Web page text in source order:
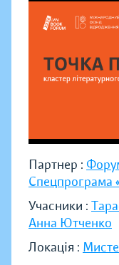
Партнер :
Спецпрограма
Учасники :
Анна Ютченко
Локація :